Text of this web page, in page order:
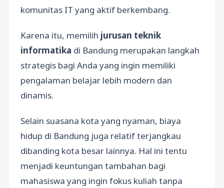
komunitas IT yang aktif berkembang.
Karena itu, memilih jurusan teknik
informatika di Bandung merupakan langkah
strategis bagi Anda yang ingin memiliki
pengalaman belajar lebih modern dan
dinamis.
Selain suasana kota yang nyaman, biaya
hidup di Bandung juga relatif terjangkau
dibanding kota besar lainnya. Hal ini tentu
menjadi keuntungan tambahan bagi
mahasiswa yang ingin fokus kuliah tanpa